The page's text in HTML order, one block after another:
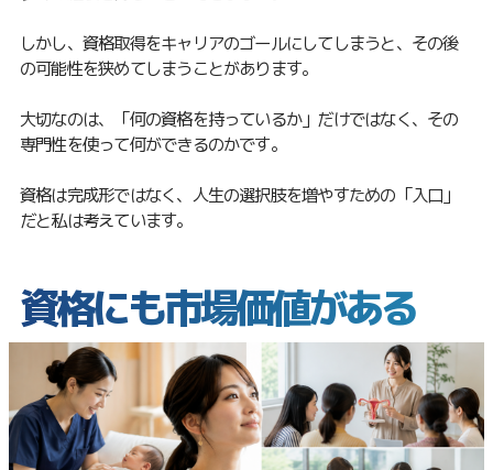
しかし、資格取得をキャリアのゴールにしてしまうと、その後
の可能性を狭めてしまうことがあります。
大切なのは、「何の資格を持っているか」だけではなく、その
専門性を使って何ができるのかです。
資格は完成形ではなく、人生の選択肢を増やすための「入口」
だと私は考えています。
資格にも市場価値がある